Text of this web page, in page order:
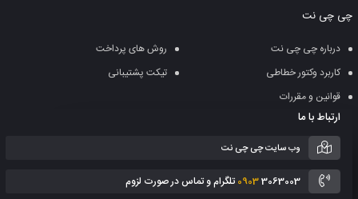
سبد
چی چی نت
درباره چی چی نت
روش های پرداخت
کاربرد وکتور خطاطی
تیکت پشتیبانی
قوانین و مقررات
ارتباط با ما
وب سایت چی چی نت
09033063003 تلگرام و تماس در صورت لزوم